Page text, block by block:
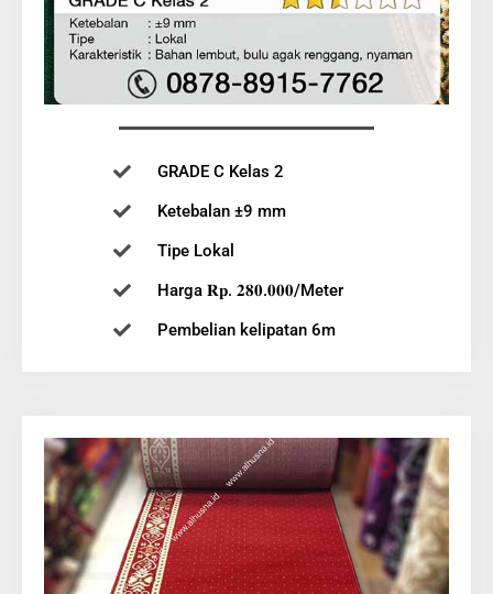
Ketebalan ±9 mm
Tipe Lokal
Harga 𝐑𝐩. 𝟐𝟖𝟎.𝟎𝟎𝟎/Meter
Pembelian kelipatan 6m